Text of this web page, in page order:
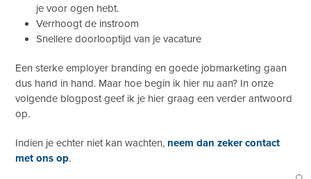
je voor ogen hebt.
Verrhoogt de instroom
Snellere doorlooptijd van je vacature
Een sterke employer branding en goede jobmarketing gaan
dus hand in hand. Maar hoe begin ik hier nu aan? In onze
volgende blogpost geef ik je hier graag een verder antwoord
op.
Indien je echter niet kan wachten, neem dan zeker contact
met ons op.